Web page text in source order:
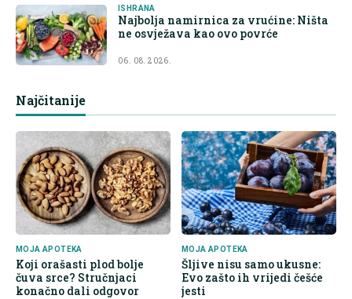
ISHRANA
Najbolja namirnica za vrućine: Ništa
ne osvježava kao ovo povrće
06. 08. 2026.
Najčitanije
MOJA APOTEKA
Koji orašasti plod bolje
čuva srce? Stručnjaci
konačno dali odgovor
MOJA APOTEKA
Šljive nisu samo ukusne:
Evo zašto ih vrijedi češće
jesti